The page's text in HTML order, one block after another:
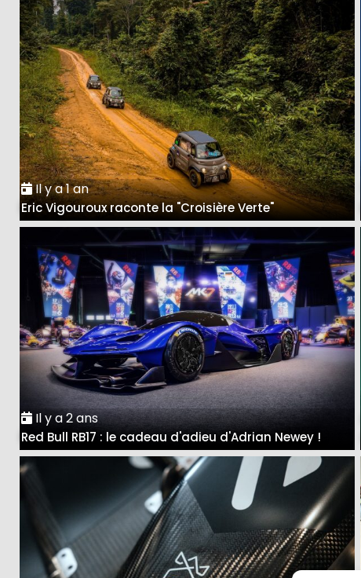
Il y a 1 an
Eric Vigouroux raconte la "Croisière Verte"
Il y a 2 ans
Red Bull RB17 : le cadeau d'adieu d'Adrian Newey !